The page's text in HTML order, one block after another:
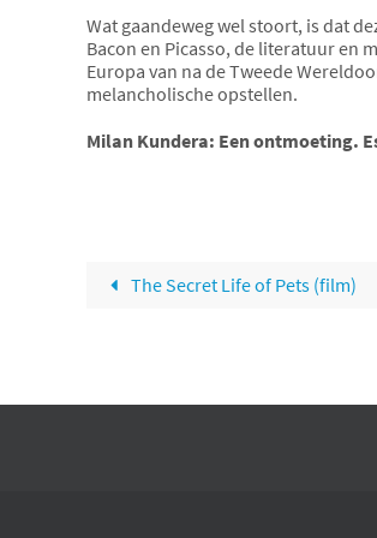
Wat gaandeweg wel stoort, is dat
Bacon en Picasso, de literatuur en
Europa van na de Tweede
melancholische opstellen.
Milan Kundera: Een ontmoeting.
The Secret Life of Pets (film)